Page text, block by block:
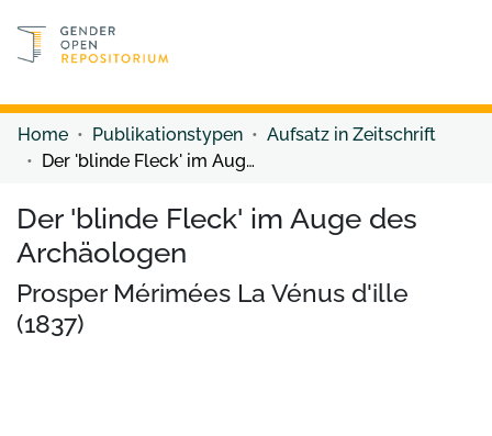
Discover content
Home Publikationstypen
Aufsatz in Zeitschrift
Der 'blinde Fleck' im Auge des Archäologen
Der 'blinde Fleck' im Auge des
Archäologen
Prosper Mérimées La Vénus d'ille
(1837)